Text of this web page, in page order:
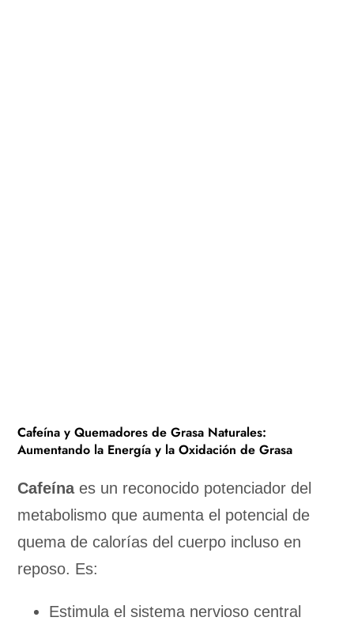
Cafeína y Quemadores de Grasa Naturales:
Aumentando la Energía y la Oxidación de Grasa
Cafeínaes un reconocido potenciador del
metabolismo que aumenta el potencial de
quema de calorías del cuerpo incluso en
reposo. Es:
Estimula el sistema nervioso central